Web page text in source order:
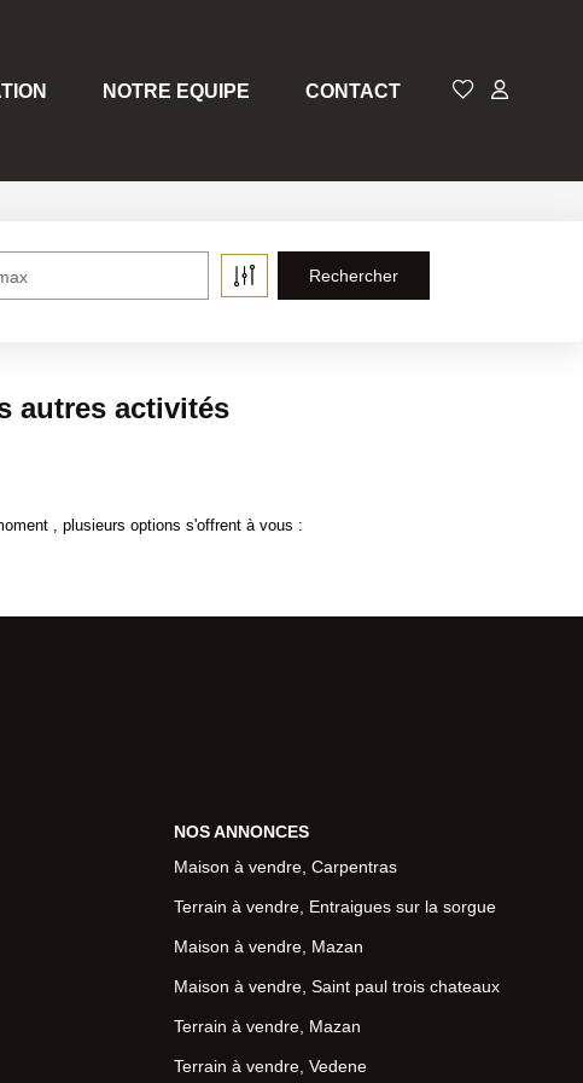
NOTRE EQUIPE CONTACT
autres activités
, plusieurs options s'offrent à vous :
NOS ANNONCES
Maison à vendre, Carpentras
Terrain à vendre, Entraigues sur la sorgue
Maison à vendre, Mazan
Maison à vendre, Saint paul trois chateaux
Terrain à vendre, Mazan
Terrain à vendre, Vedene